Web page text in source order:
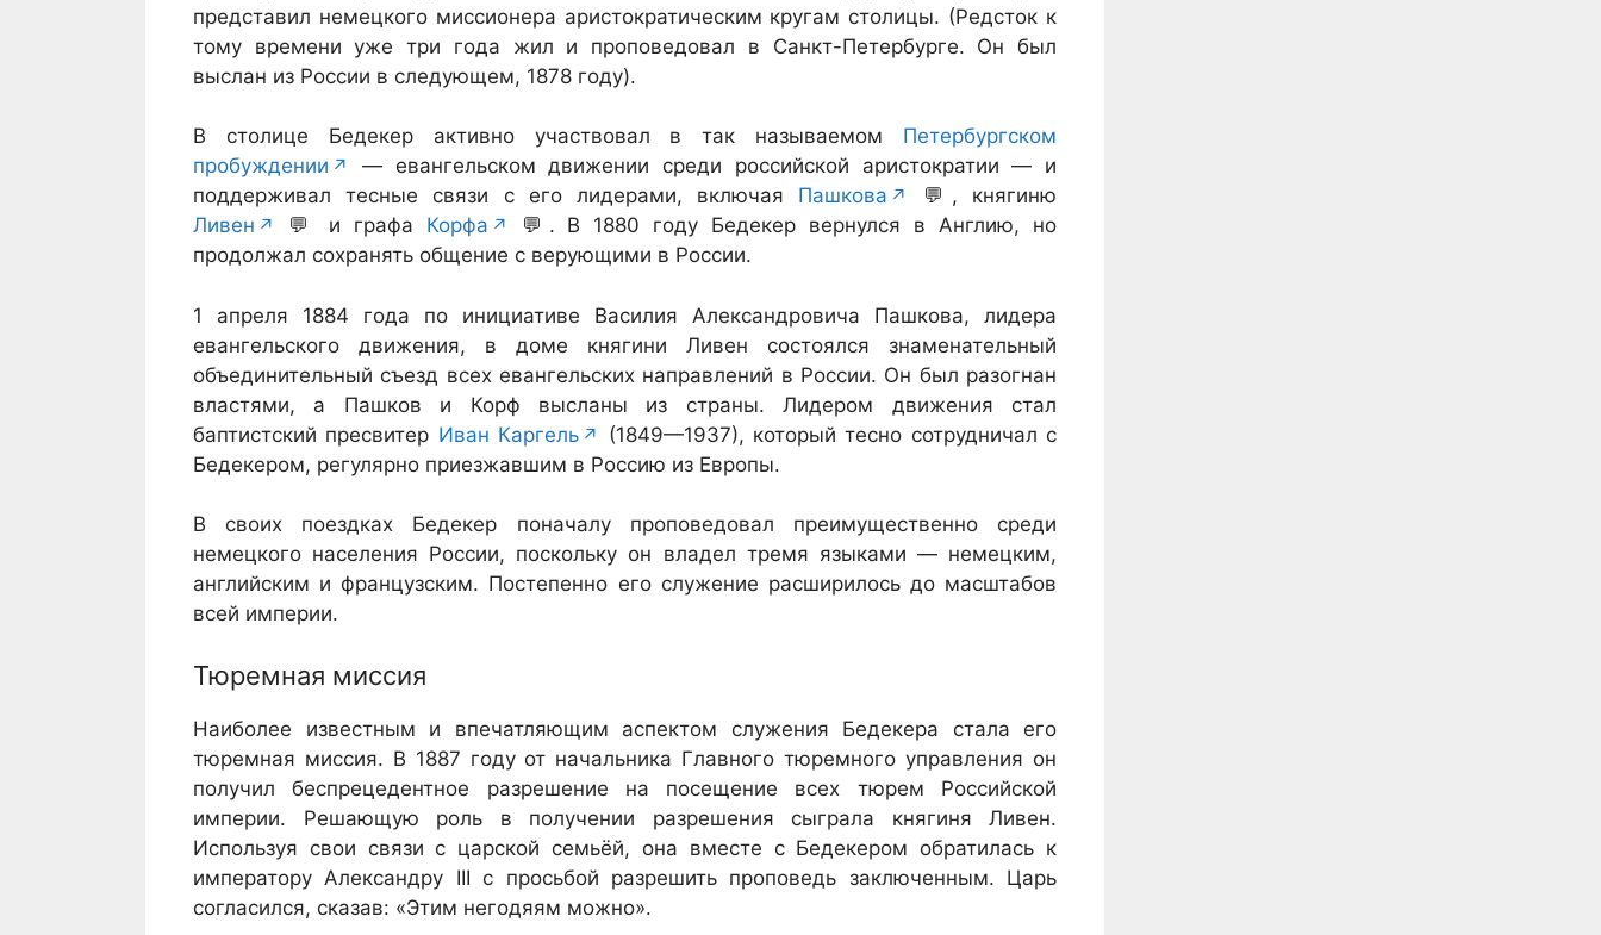
представил немецкого миссионера аристократическим кругам столицы. (Редсток к
тому времени уже три года жил и проповедовал в Санкт-Петербурге. Он был
выслан из России в следующем, 1878 году).
В столице Бедекер активно участвовал в так называемом Петербургском
пробуждении
— евангельском движении среди российской аристократии — и
поддерживал тесные связи с его лидерами, включая Пашкова 💬 , княгиню
Ливен
💬 и графа Корфа 💬 . В 1880 году Бедекер вернулся в Англию, но
продолжал сохранять общение с верующими в России.
1 апреля 1884 года по инициативе Василия Александровича Пашкова, лидера
евангельского движения, в доме княгини Ливен состоялся знаменательный
объединительный съезд всех евангельских направлений в России. Он был разогнан
властями, а Пашков и Корф высланы из страны. Лидером движения стал
баптистский пресвитер Иван Каргель
(1849—1937), который тесно сотрудничал с
Бедекером, регулярно приезжавшим в Россию из Европы.
В своих поездках Бедекер поначалу проповедовал преимущественно среди
немецкого населения России, поскольку он владел тремя языками — немецким,
английским и французским. Постепенно его служение расширилось до масштабов
всей империи.
Тюремная миссия
Наиболее известным и впечатляющим аспектом служения Бедекера стала его
тюремная миссия. В 1887 году от начальника Главного тюремного управления он
получил беспрецедентное разрешение на посещение всех тюрем Российской
империи. Решающую роль в получении разрешения сыграла княгиня Ливен.
Используя свои связи с царской семьёй, она вместе с Бедекером обратилась к
императору Александру III с просьбой разрешить проповедь заключенным. Царь
согласился, сказав: «Этим негодяям можно».